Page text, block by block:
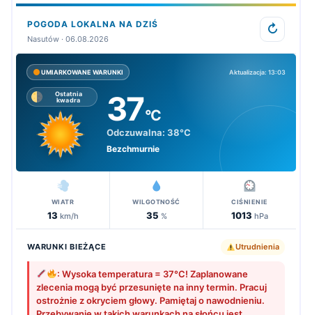
POGODA LOKALNA NA DZIŚ
Nasutów · 06.08.2026
↻
UMIARKOWANE WARUNKI Aktualizacja: 13:03
Ostatnia
kwadra
37°C
Odczuwalna: 38°C
Bezchmurnie
WIATR
13 km/h
WILGOTNOŚĆ
35 %
CIŚNIENIE
1013 hPa
WARUNKI BIEŻĄCE Utrudnienia
: Wysoka temperatura = 37°C! Zaplanowane
zlecenia mogą być przesunięte na inny termin. Pracuj
ostrożnie z okryciem głowy. Pamiętaj o nawodnieniu.